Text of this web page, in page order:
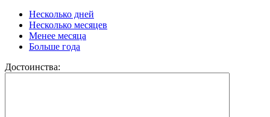
Несколько дней
Несколько месяцев
Менее месяца
Больше года
Достоинства: